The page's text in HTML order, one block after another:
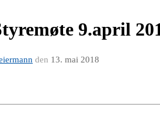
9.april
den 13. mai 2018